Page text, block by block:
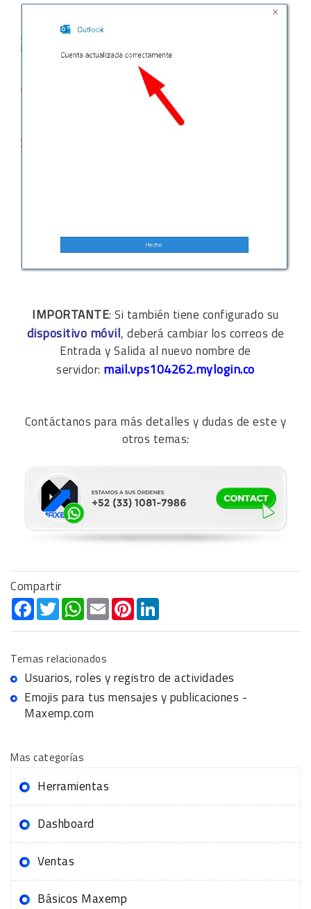
IMPORTANTE: Si también tiene configurado su
dispositivo móvil, deberá cambiar los correos de
Entrada y Salida al nuevo nombre de
servidor: mail.vps104262.mylogin.co
Contáctanos para más detalles y dudas de este y
otros temas:
Compartir
Facebook
TwitterWhatsApp
EmailPinterest
Temas relacionados
Usuarios, roles y registro de actividades
Emojis para tus mensajes y publicaciones -
Maxemp.com
Mas categorías
Herramientas
Dashboard
Ventas
Básicos Maxemp